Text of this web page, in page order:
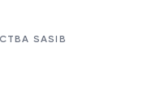
SASIB